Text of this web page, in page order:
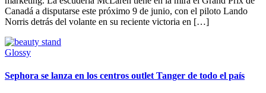
Canadá a disputarse este próximo 9 de junio, con el piloto Lando
Norris detrás del volante en su reciente victoria en […]
Glossy
Sephora se lanza en los centros outlet Tanger de todo el país